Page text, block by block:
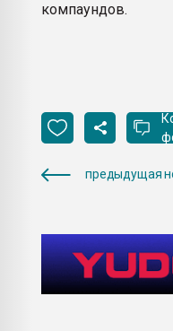
компаундов.
предыдущая